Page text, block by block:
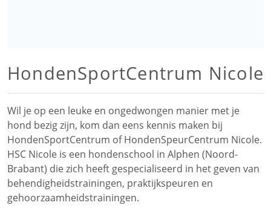
HondenSportCentrum Nicole
Wil je op een leuke en ongedwongen manier met je
hond bezig zijn, kom dan eens kennis maken bij
HondenSportCentrum of HondenSpeurCentrum Nicole.
HSC Nicole is een hondenschool in Alphen (Noord-
Brabant) die zich heeft gespecialiseerd in het geven van
behendigheidstrainingen, praktijkspeuren en
gehoorzaamheidstrainingen.